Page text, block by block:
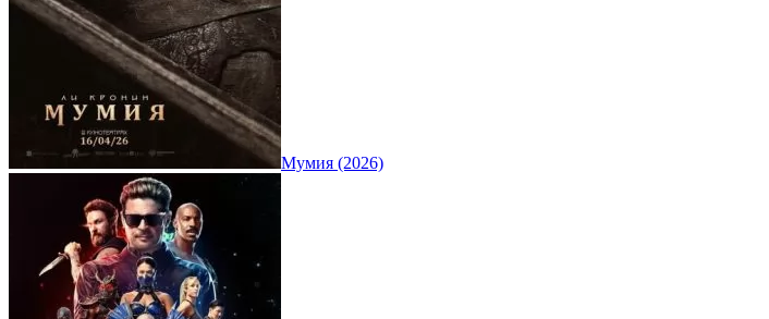
Мумия (2026)